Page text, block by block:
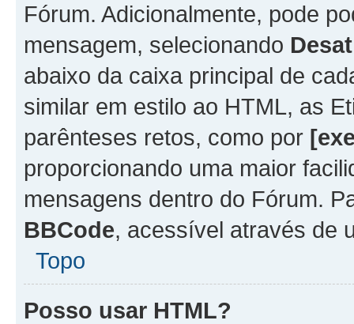
Fórum. Adicionalmente, pode
mensagem, selecionando
abaixo da caixa principal de
similar em estilo ao HTML, as
parênteses retos, como por
proporcionando uma maior
mensagens dentro do Fórum.
BBCode, acessível através de
Topo
Posso usar HTML?